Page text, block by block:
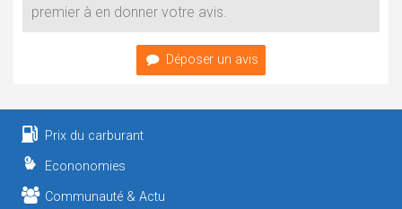
premier à en donner votre avis.
Déposer un avis
Prix du carburant
Econonomies
Communauté & Actu